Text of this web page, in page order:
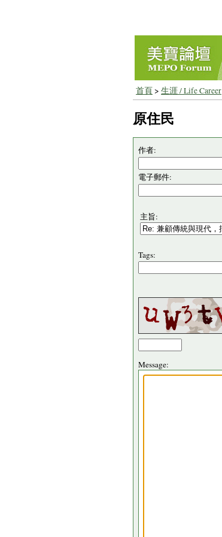
首頁> 生涯 / Life Career
原住民
作者:
電子郵件:
主旨:
Tags:
Message: